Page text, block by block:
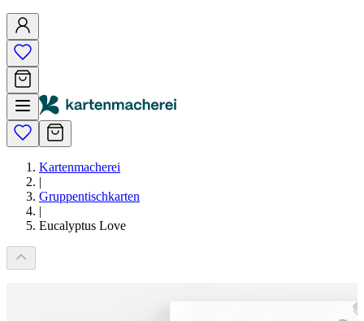
Kartenmacherei
|
Gruppentischkarten
|
Eucalyptus Love